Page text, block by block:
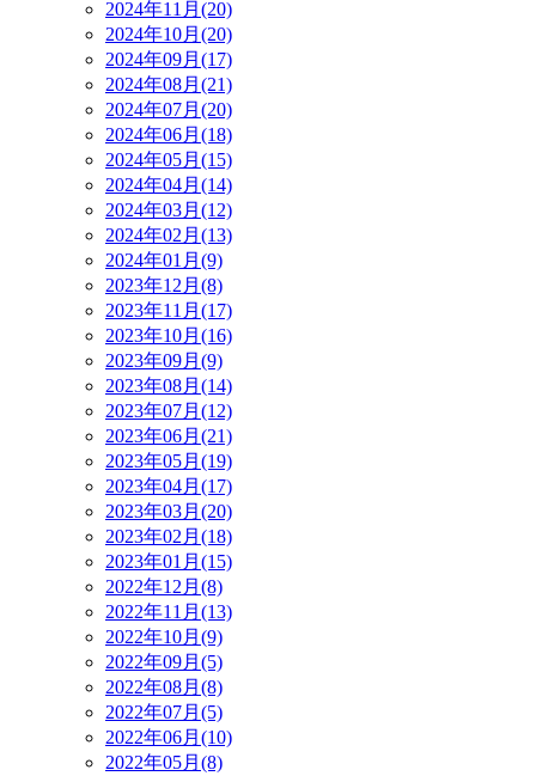
2024年11月(20)
2024年10月(20)
2024年09月(17)
2024年08月(21)
2024年07月(20)
2024年06月(18)
2024年05月(15)
2024年04月(14)
2024年03月(12)
2024年02月(13)
2024年01月(9)
2023年12月(8)
2023年11月(17)
2023年10月(16)
2023年09月(9)
2023年08月(14)
2023年07月(12)
2023年06月(21)
2023年05月(19)
2023年04月(17)
2023年03月(20)
2023年02月(18)
2023年01月(15)
2022年12月(8)
2022年11月(13)
2022年10月(9)
2022年09月(5)
2022年08月(8)
2022年07月(5)
2022年06月(10)
2022年05月(8)